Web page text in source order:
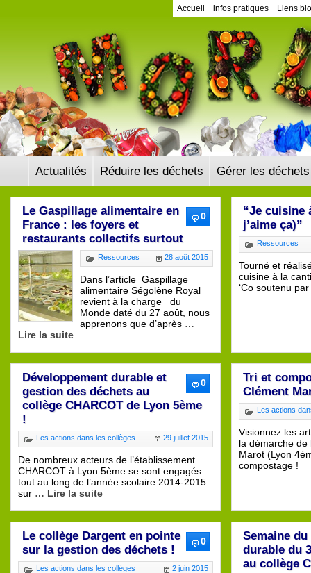
Accueil infos pratiques Liens
Actualités Réduire les déchets Gérer les déchets
0
Le Gaspillage alimentaire en
France : les foyers et
restaurants collectifs surtout
28 août 2015
Ressources
Dans l’article Gaspillage
alimentaire Ségolène Royal
revient à la charge du
Monde daté du 27 août, nous
apprenons que d’après …
Lire la suite
“Je cuisine
j’aime ça)”
Ressources
Tourné et
cuisine à la
‘Co soutenu
0
Développement durable et
gestion des déchets au
collège CHARCOT de Lyon 5ème
!
29 juillet 2015
Les actions dans les collèges
De nombreux acteurs de l’établissement
CHARCOT à Lyon 5ème se sont engagés
tout au long de l’année scolaire 2014-2015
sur … Lire la suite
Tri et
Clément
Les actions
Visionnez les
la démarche de
Marot (Lyon
compostage
0
Le collège Dargent en pointe
sur la gestion des déchets !
2 juin 2015
Les actions dans les collèges
Semaine
durable du
au collège